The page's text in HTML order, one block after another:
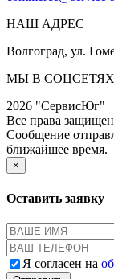
НАШ АДРЕС
Волгоград, ул.
МЫ В СОЦСЕТЯХ
2026 "СервисЮг"
Все права
Сообщение
ближайшее время.
×
Оставить заявку
Я согласен на